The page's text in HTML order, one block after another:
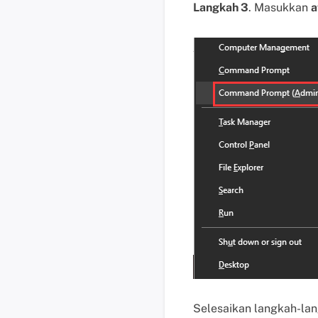
Langkah 3. Masukkan
Selesaikan langkah-